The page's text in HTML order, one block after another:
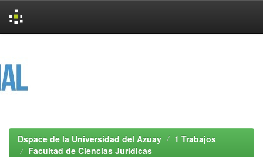
Dspace de la Universidad del Azuay
1 Trabajos
Facultad de Ciencias Jurídicas